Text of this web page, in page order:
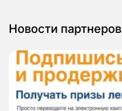
Новости партнеров